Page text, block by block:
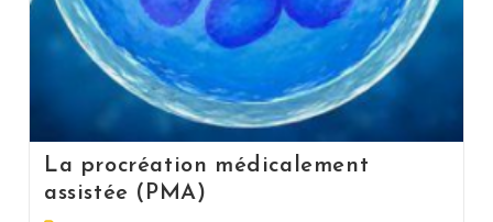
La procréation médicalement
assistée (PMA)